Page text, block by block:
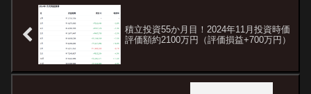
積立投資55か月目！2024年11月投資時価
評価額約2100万円（評価損益+700万円）